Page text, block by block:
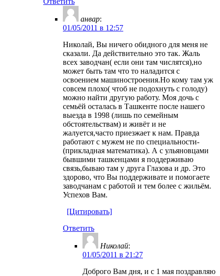
анвар:
01/05/2011 в 12:57
Николай, Вы ничего обидного для меня не
сказали. Да действительно это так. Жаль
всех заводчан( если они там числятся),но
может быть там что то наладится с
освоением машиностроения.Но кому там уж
совсем плохо( чтоб не подохнуть с голоду)
можно найти другую работу. Моя дочь с
семьёй осталась в Ташкенте после нашего
выезда в 1998 (лишь по семейным
обстоятельствам) и живёт и не
жалуется,часто приезжает к нам. Правда
работают с мужем не по специальности-
(прикладная математика). А с ульяновцами
бывшими ташкенцами я поддерживаю
связь,бываю там у друга Глазова и др. Это
здорово, что Вы поддерживате и помогаете
заводчанам с работой и тем более с жильём.
Успехов Вам.
[Цитировать]
Ответить
Николай:
01/05/2011 в 21:27
Доброго Вам дня, и с 1 мая поздравляю